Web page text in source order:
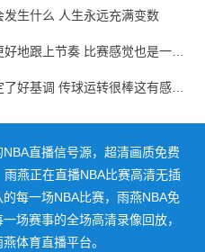
生什么 人生永远充满变数
媒体人：杨瀚森再战勇士能更好地跟上节奏 比赛感觉也是一种天赋
黄蜂主帅：先发在防守端奠定了好基调 传球运转很棒这有感染力
直播信号源，超清画质免费
燕正在直播NBA比赛高清无插
每一场NBA比赛，雨燕NBA免
场赛事的全场高清录像回放，
体育直播平台。